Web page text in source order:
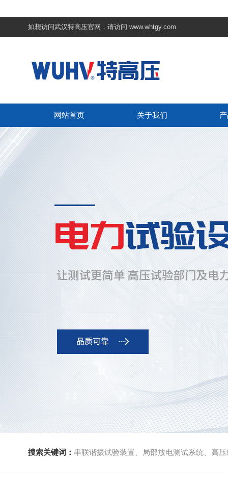
如想访问武汉特高压官网，请访问 www.whtgy.com
网站首页 关于我们
搜索关键词： 串联谐振试验装置、局部放电测试系统、高压